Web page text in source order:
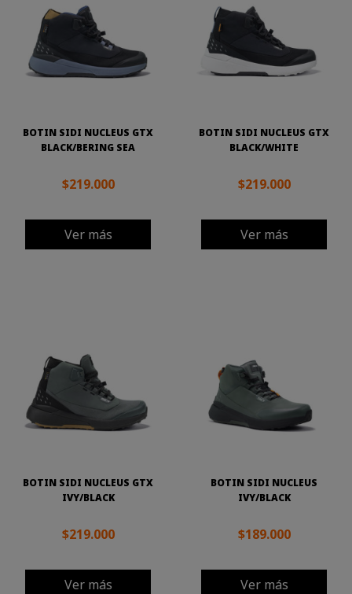
BOTIN SIDI NUCLEUS GTX
BLACK/BERING SEA
$219.000
Ver más
BOTIN SIDI NUCLEUS GTX
BLACK/WHITE
$219.000
Ver más
BOTIN SIDI NUCLEUS GTX
IVY/BLACK
$219.000
Ver más
BOTIN SIDI NUCLEUS
IVY/BLACK
$189.000
Ver más